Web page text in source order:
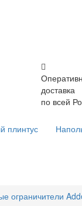
доставка
по всей
плинтус
ограничители